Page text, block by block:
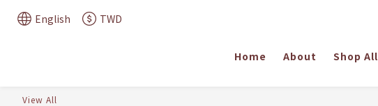
English TWD
Home About Shop All
View All